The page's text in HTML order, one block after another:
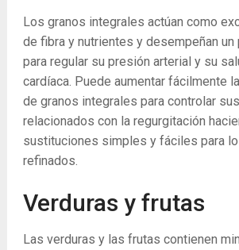
Los granos integrales actúan como
de fibra y nutrientes y desempeñan un
para regular su presión arterial y su
cardíaca. Puede aumentar fácilmente
de granos integrales para controlar
relacionados con la regurgitación
sustituciones simples y fáciles para
refinados.
Verduras y frutas
Las verduras y las frutas contienen